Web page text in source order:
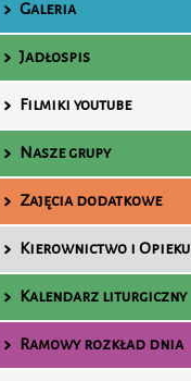
Galeria
Jadłospis
Filmiki youtube
Nasze grupy
Zajęcia dodatkowe
Kierownictwo i
Kalendarz liturgiczny
Ramowy rozkład dnia